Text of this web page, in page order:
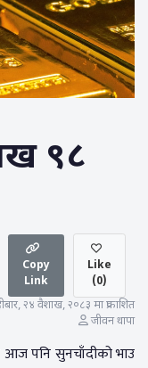
९८
Copy
Link
Like
(0)
२४ वैशाख, २०८३ मा प्रकाशित
जीवन थापा
आज पनि सुनचाँदीको भाउ